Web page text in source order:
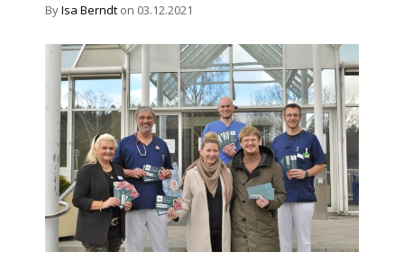
ByIsa Berndt on 03.12.2021